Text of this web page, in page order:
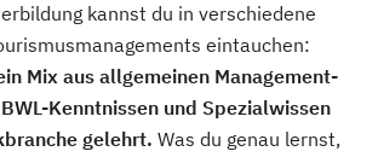
kannst du in verschiedene
eintauchen:
Mix aus allgemeinen Management-
Kenntnissen und Spezialwissen
gelehrt. Was du genau lernst,